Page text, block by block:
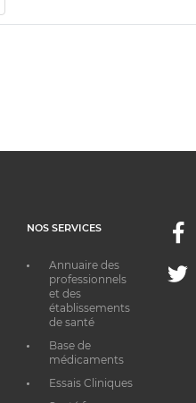
NOS SERVICES
Annuaire des
professionnels
et des
établissements
de santé
Base de
médicaments
Essais Cliniques